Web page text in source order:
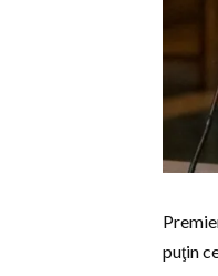
puţin